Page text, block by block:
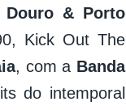
Douro & Porto
Kick Out The
, com a Banda
do intemporal